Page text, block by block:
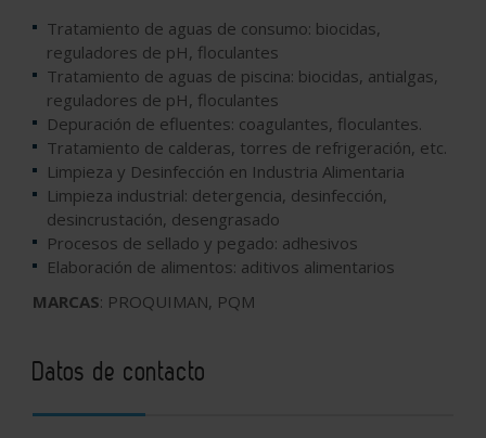
Tratamiento de aguas de consumo: biocidas,
reguladores de pH, floculantes
Tratamiento de aguas de piscina: biocidas, antialgas,
reguladores de pH, floculantes
Depuración de efluentes: coagulantes, floculantes.
Tratamiento de calderas, torres de refrigeración, etc.
Limpieza y Desinfección en Industria Alimentaria
Limpieza industrial: detergencia, desinfección,
desincrustación, desengrasado
Procesos de sellado y pegado: adhesivos
Elaboración de alimentos: aditivos alimentarios
MARCAS: PROQUIMAN, PQM
Datos de contacto